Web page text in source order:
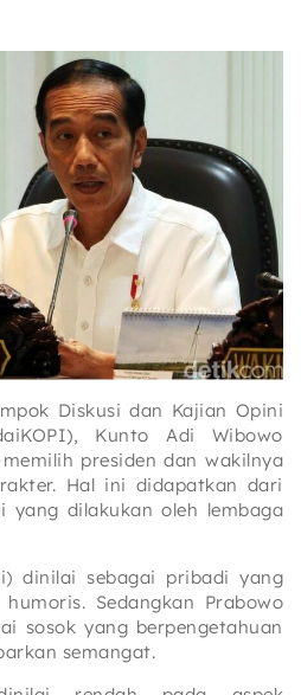
Diskusi dan Kajian Opini
Kunto Adi Wibowo
presiden dan wakilnya
Hal ini didapatkan dari
yang dilakukan oleh lembaga
dinilai sebagai pribadi yang
Sedangkan Prabowo
sosok yang berpengetahuan
semangat.